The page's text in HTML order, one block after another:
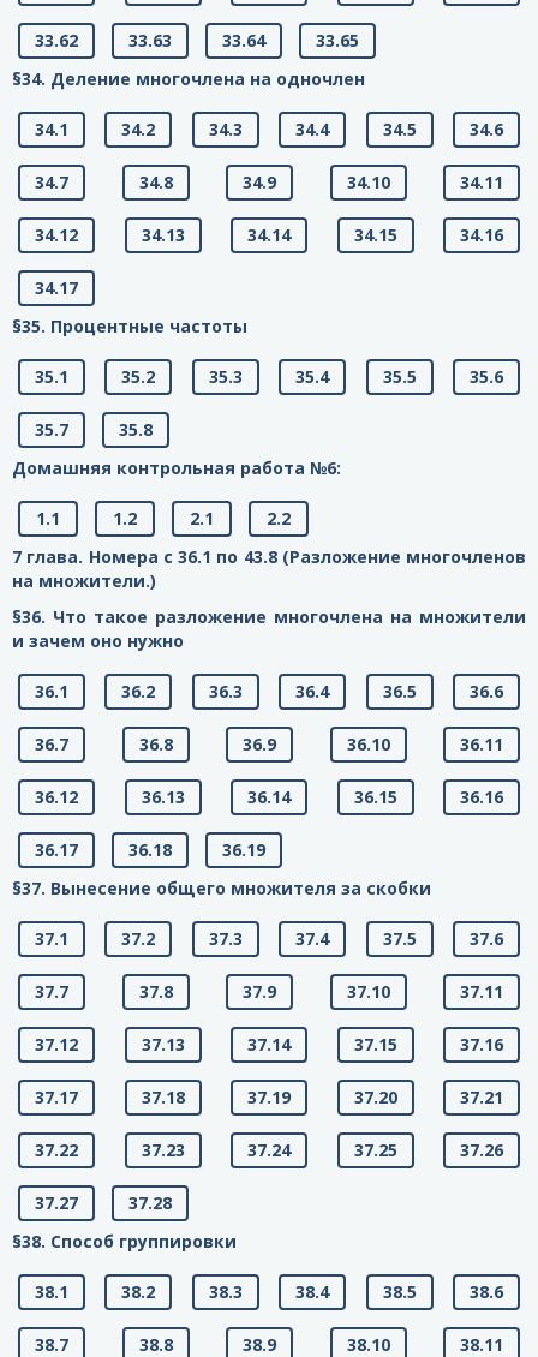
33.62 33.63 33.64
33.65
§34. Деление многочлена на одночлен
34.1 34.2 34.3 34.4 34.5 34.6
34.7 34.8 34.9 34.10 34.11
34.12 34.13 34.14 34.15 34.16
34.17
§35. Процентные частоты
35.1 35.2 35.3 35.4 35.5 35.6
35.7
35.8
Домашняя контрольная работа №6:
1.1 1.2 2.1
2.2
7 глава. Номера с 36.1 по 43.8 (Разложение многочленов
на множители.)
§36. Что такое разложение многочлена на множители
и зачем оно нужно
36.1 36.2 36.3 36.4 36.5 36.6
36.7 36.8 36.9 36.10 36.11
36.12 36.13 36.14 36.15 36.16
36.17 36.18
36.19
§37. Вынесение общего множителя за скобки
37.1 37.2 37.3 37.4 37.5 37.6
37.7 37.8 37.9 37.10 37.11
37.12 37.13 37.14 37.15 37.16
37.17 37.18 37.19 37.20 37.21
37.22 37.23 37.24 37.25 37.26
37.27
37.28
§38. Способ группировки
38.1 38.2 38.3 38.4 38.5 38.6
38.7 38.8 38.9 38.10 38.11